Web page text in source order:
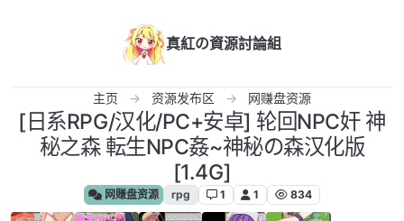
真紅の資源討論組
主页 资源发布区 网赚盘资源
[日系RPG/汉化/PC+安卓] 轮回NPC奸 神
秘之森 転生NPC姦~神秘の森汉化版
[1.4G]
网赚盘资源 rpg 1 1 834